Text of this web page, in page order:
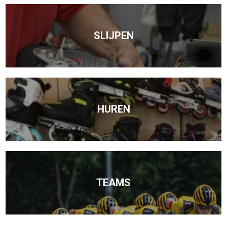
SLIJPEN
HUREN
TEAMS